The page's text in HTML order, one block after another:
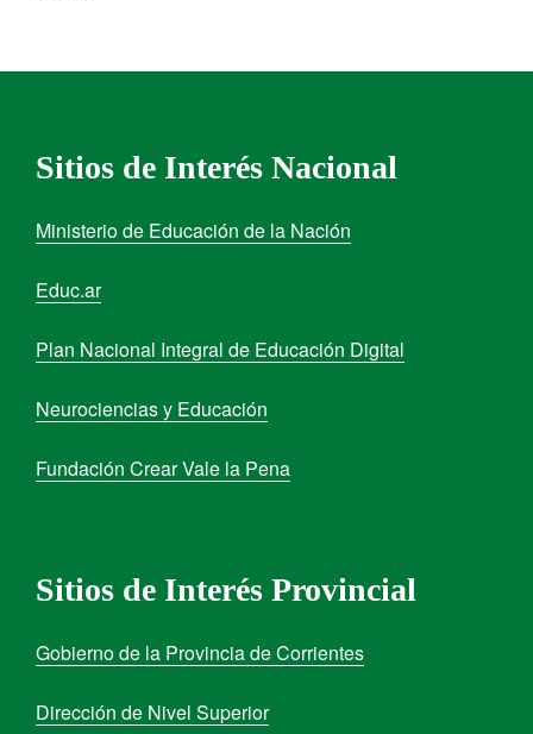
Sitios de Interés Nacional
Ministerio de Educación de la Nación
Educ.ar
Plan Nacional Integral de Educación Digital
Neurociencias y Educación
Fundación Crear Vale la Pena
Sitios de Interés Provincial
Gobierno de la Provincia de Corrientes
Dirección de Nivel Superior